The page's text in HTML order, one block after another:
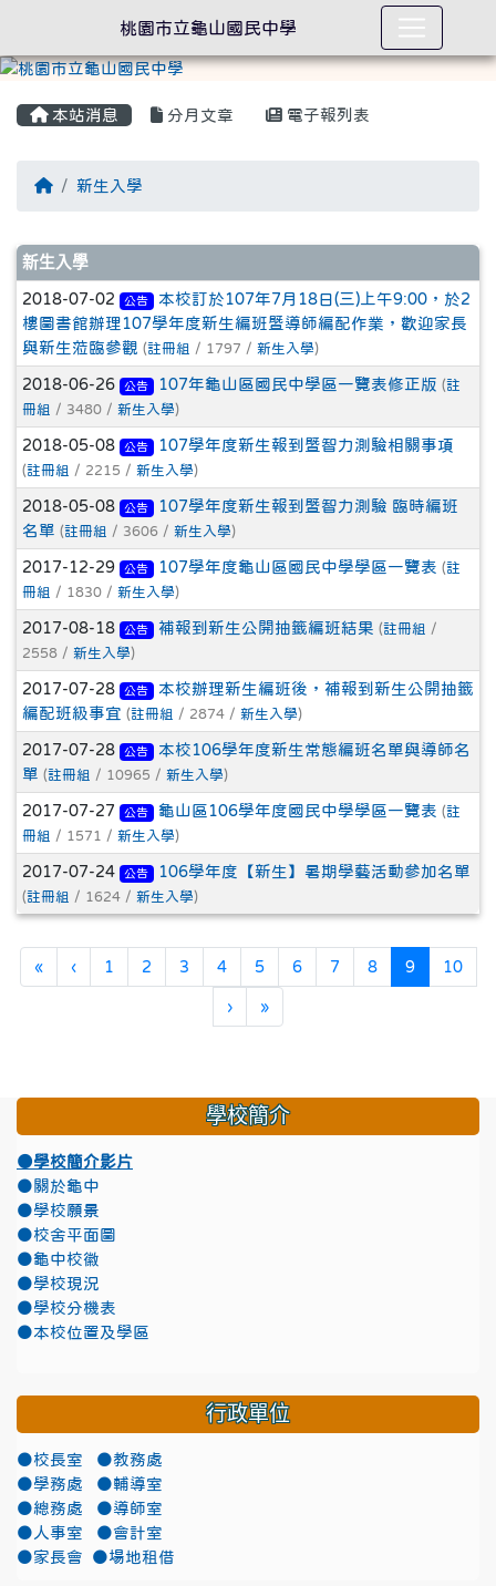
本站消息 分月文章 電子報列表
回首頁新生入學
文章列表
新生入學
2018-07-02 公告
本校訂於107年7月18日(三)上午9:00，於2
樓圖書館辦理107學年度新生編班暨導師編配作業，歡迎家長
與新生蒞臨參觀 (註冊組 / 1797 / 新生入學)
2018-06-26 公告 107年龜山區國民中學區一覽表修正版 (註
冊組 / 3480 / 新生入學)
2018-05-08 公告 107學年度新生報到暨智力測驗相關事項
(註冊組 / 2215 / 新生入學)
2018-05-08 公告
107學年度新生報到暨智力測驗 臨時編班
名單 (註冊組 / 3606 / 新生入學)
2017-12-29 公告 107學年度龜山區國民中學學區一覽表 (註
冊組 / 1830 / 新生入學)
2017-08-18 公告 補報到新生公開抽籤編班結果 (註冊組 /
2558 / 新生入學)
2017-07-28 公告
本校辦理新生編班後，補報到新生公開抽籤
編配班級事宜 (註冊組 / 2874 / 新生入學)
2017-07-28 公告
本校106學年度新生常態編班名單與導師名
單 (註冊組 / 10965 / 新生入學)
2017-07-27 公告 龜山區106學年度國民中學學區一覽表 (註
冊組 / 1571 / 新生入學)
2017-07-24 公告 106學年度【新生】暑期學藝活動參加名單
(註冊組 / 1624 / 新生入學)
«第一頁
‹上一頁
1 2 3 4 5 6 7 8 9(目前頁次)
10
›下一頁
»最後頁
學校簡介
●學校簡介影片
●關於龜中
●學校願景
●校舍平面圖
●龜中校徽
●學校現況
●學校分機表
●本校位置及學區
行政單位
●校長室
●教務處
●學務處
●輔導室
●總務處
●導師室
●人事室
●會計室
●家長會
●場地租借
桃園市立龜山國民中學